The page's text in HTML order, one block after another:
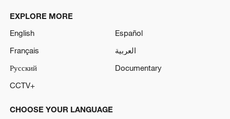
EXPLORE MORE
English
Español
Français
العربية
Русский
Documentary
CCTV+
CHOOSE YOUR LANGUAGE